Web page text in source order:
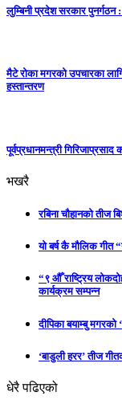
लुम्बिनी प्रदेश सरकार पुनर्गठन
मैटे रोका मगरको उपचारका
हस्तान्तरण
पूर्वप्रधानमन्त्री
भखरै
रबिना चौहानको तीज
यो बर्ष कै मौलिक गीत
“९ औँ राष्ट्रिय
कार्यक्रम सम्पन्न
दीपिका बयाम्बु मगरको
‘बाडुली हरर’ तीज
धेरै पढिएको